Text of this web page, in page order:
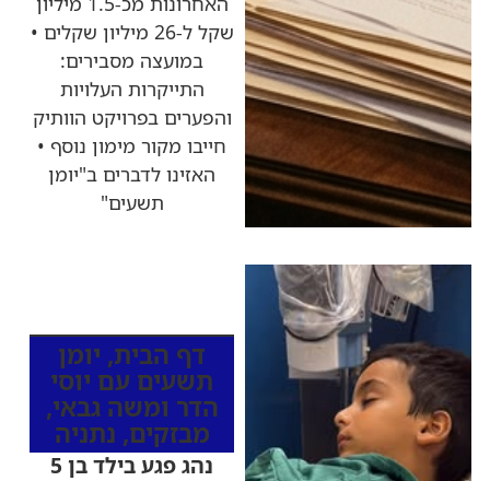
שקל ל-26 מיליון שקלים •
במועצה מסבירים:
התייקרות העלויות
והפערים בפרויקט הוותיק
חייבו מקור מימון נוסף •
האזינו לדברים ב"יומן
תשעים"
דף הבית, יומן
תשעים עם יוסי
הדר ומשה גבאי,
מבזקים, נתניה
נהג פגע בילד בן 5